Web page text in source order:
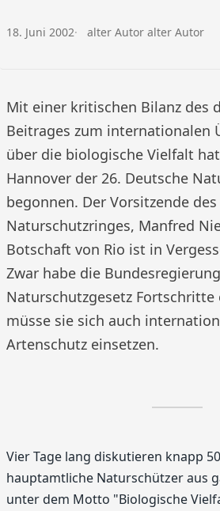
Veröffentlicht am:
18. Juni 2002 Autor:
alter Autor alter Autor
Mit einer kritischen Bilanz des
Beitrages zum internationalen
über die biologische Vielfalt
Hannover der 26. Deutsche
begonnen. Der Vorsitzende
Naturschutzringes, Manfred
Botschaft von Rio ist in
Zwar habe die
Naturschutzgesetz Fortschritte
müsse sie sich auch
Artenschutz einsetzen.
Vier Tage lang diskutieren knapp
hauptamtliche Naturschützer aus
unter dem Motto "Biologische